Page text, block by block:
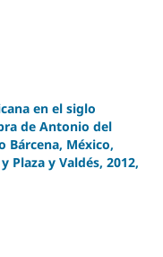
en el siglo
de Antonio del
Bárcena, México,
Plaza y Valdés, 2012,